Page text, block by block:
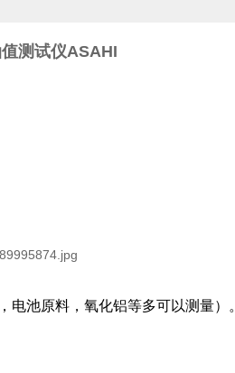
测试仪ASAHI
电池原料，氧化铝等多可以测量）。